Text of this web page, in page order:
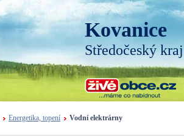
Kovanice
Středočeský kraj
Energetika, topení
Vodní elektrárny